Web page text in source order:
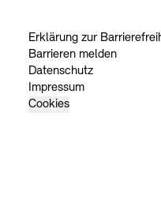
Erklärung zur
Barrieren melden
Datenschutz
Impressum
Cookies